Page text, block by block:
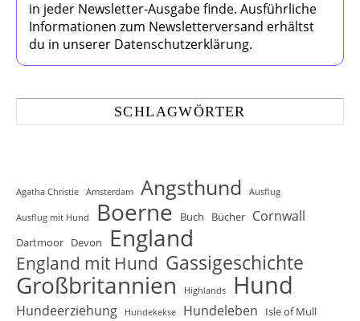
in jeder Newsletter-Ausgabe finde. Ausführliche
Informationen zum Newsletterversand erhältst
du in unserer Datenschutzerklärung.
SCHLAGWÖRTER
Agatha Christie Amsterdam Angsthund Ausflug
Ausflug mit Hund Boerne Buch Bücher Cornwall
Dartmoor Devon England
England mit Hund Gassigeschichte
Großbritannien Highlands Hund
Hundeerziehung Hundekekse Hundeleben Isle of Mull